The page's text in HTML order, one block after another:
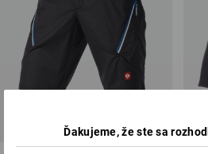
PREDAJ -47%
Ďakujeme, že ste sa